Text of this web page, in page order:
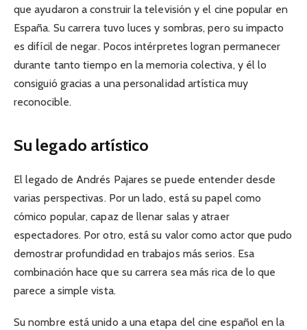
que ayudaron a construir la televisión y el cine popular en
España. Su carrera tuvo luces y sombras, pero su impacto
es difícil de negar. Pocos intérpretes logran permanecer
durante tanto tiempo en la memoria colectiva, y él lo
consiguió gracias a una personalidad artística muy
reconocible.
Su legado artístico
El legado de Andrés Pajares se puede entender desde
varias perspectivas. Por un lado, está su papel como
cómico popular, capaz de llenar salas y atraer
espectadores. Por otro, está su valor como actor que pudo
demostrar profundidad en trabajos más serios. Esa
combinación hace que su carrera sea más rica de lo que
parece a simple vista.
Su nombre está unido a una etapa del cine español en la